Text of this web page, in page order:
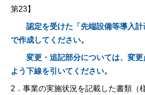
第23】
認定を受けた「先端設備等導入
で作成してください。
変更・追記部分については、変更
よう下線を引いてください。
2．事業の実施状況を記載した書類（